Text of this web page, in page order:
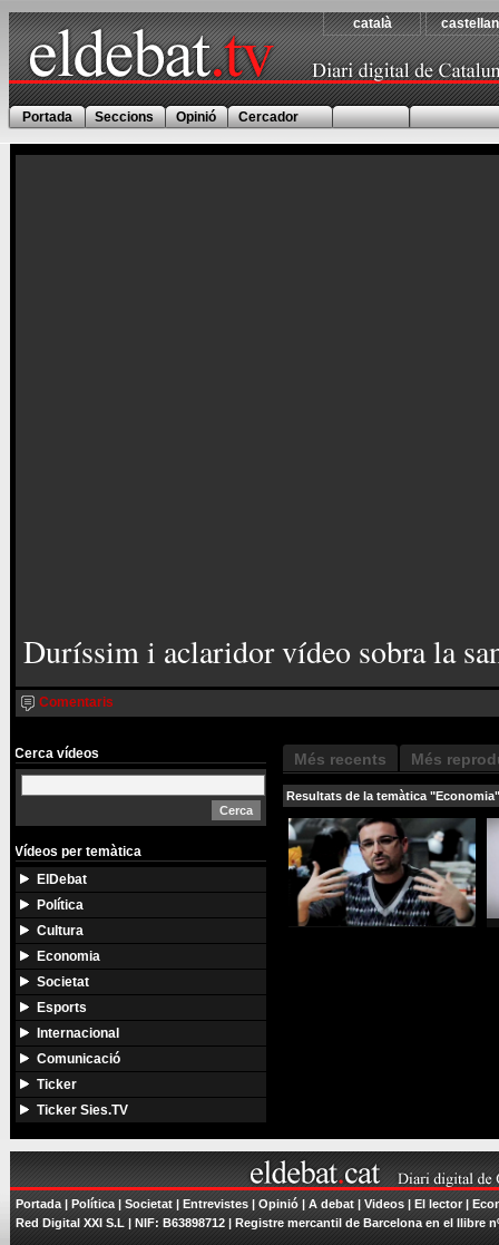
català
Portada Seccions Opinió Cercador
Duríssim i aclaridor vídeo sobra la
Comentaris
Cerca vídeos
Vídeos per temàtica
ElDebat
Política
Cultura
Economia
Societat
Esports
Internacional
Comunicació
Ticker
Ticker Sies.TV
Més recents Més
Resultats de la temàtica
Portada | Política | Societat | Entrevistes | Opinió | A debat | Videos | El lector|
Red Digital XXI S.L | NIF: B63898712 | Registre mercantil de Barcelona en el llibre